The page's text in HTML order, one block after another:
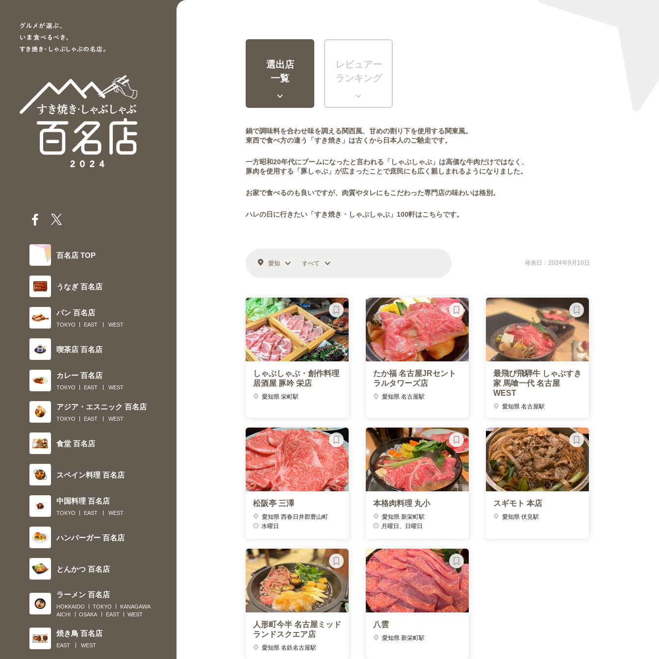
百名店 TOP
うなぎ 百名店
パン 百名店
TOKYO EAST WEST
喫茶店 百名店
カレー 百名店
TOKYO EAST WEST
アジア・エスニック 百名店
TOKYO EAST WEST
食堂 百名店
スペイン料理 百名店
中国料理 百名店
TOKYO EAST WEST
ハンバーガー 百名店
とんかつ 百名店
ラーメン 百名店
HOKKAIDO TOKYO
KANAGAWA
AICHI
OSAKA EAST WEST
焼き鳥 百名店
EAST WEST
選出店
一覧
レビュアー
ランキング
鍋で調味料を合わせ味を調える関西風、甘めの割り下を使用する関東風。
東西で食べ方の違う「すき焼き」は古くから日本人のご馳走です。
一方昭和20年代にブームになったと言われる「しゃぶしゃぶ」は高価な牛肉だけではなく、
豚肉を使用する「豚しゃぶ」が広まったことで庶民にも広く親しまれるようになりました。
お家で食べるのも良いですが、肉質やタレにもこだわった専門店の味わいは格別。
ハレの日に行きたい「すき焼き・しゃぶしゃぶ」100軒はこちらです。
愛知 すべて 発表日：2024年9月10日
しゃぶしゃぶ・創作料理
居酒屋 豚吟 栄店
愛知県 栄町駅
たか福 名古屋JRセント
ラルタワーズ店
愛知県 名古屋駅
最飛び飛騨牛 しゃぶすき
家 馬喰一代 名古屋
WEST
愛知県 名古屋駅
松阪亭 三澤
愛知県 西春日井郡豊山町
水曜日
本格肉料理 丸小
愛知県 新栄町駅
月曜日、日曜日
スギモト 本店
愛知県 伏見駅
人形町今半 名古屋ミッド
ランドスクエア店
愛知県 名鉄名古屋駅
八雲
愛知県 新栄町駅